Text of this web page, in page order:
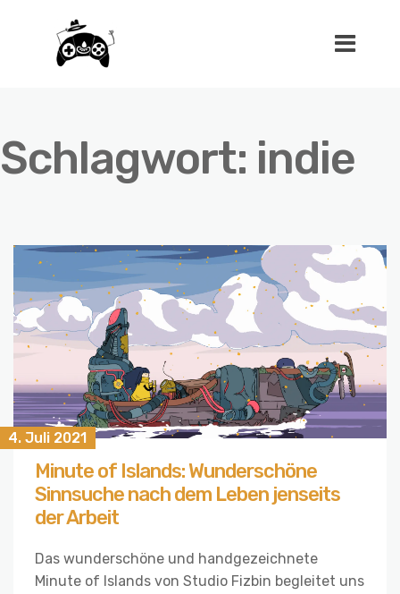
Schlagwort: indie
4. Juli 2021
Minute of Islands: Wunderschöne
Sinnsuche nach dem Leben jenseits
der Arbeit
Das wunderschöne und handgezeichnete
Minute of Islands von Studio Fizbin begleitet uns